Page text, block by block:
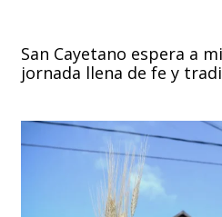
San Cayetano espera a
jornada llena de fe y